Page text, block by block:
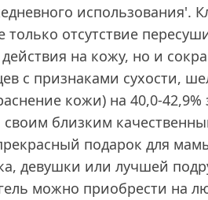
использования'.
только отсутствие
на кожу, но и
с признаками сухости,
кожи) на 40,0-42,9%
близким
подарок для
девушки или лучшей
можно приобрести на